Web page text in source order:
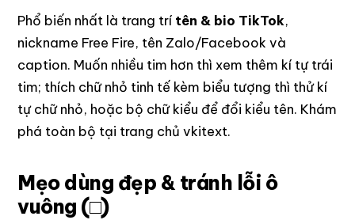
Phổ biến nhất là trang trí tên & bio TikTok,
nickname Free Fire, tên Zalo/Facebook và
caption. Muốn nhiều tim hơn thì xem thêm kí tự trái
tim; thích chữ nhỏ tinh tế kèm biểu tượng thì thửkí
tự chữ nhỏ, hoặc bộ chữ kiểu để đổi kiểu tên. Khám
phá toàn bộ tại trang chủ vkitext.
Mẹo dùng đẹp & tránh lỗi ô
vuông (□)